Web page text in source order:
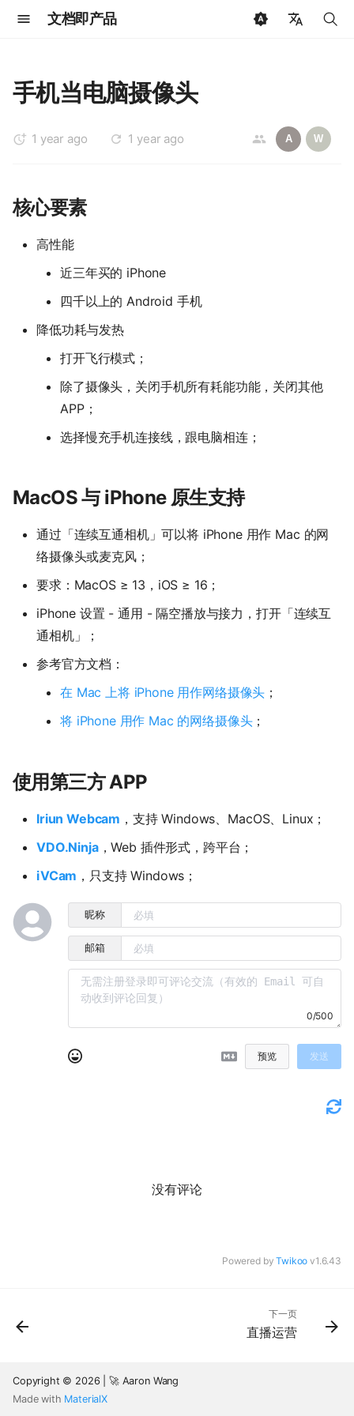
文档即产品
🇷🇺 Русский
入
开
手机当电脑摄像头
1 year ago 1 year ago A W
核心要素
高性能
近三年买的 iPhone
四千以上的 Android 手机
降低功耗与发热
打开飞行模式；
除了摄像头，关闭手机所有耗能功能，关闭其他
APP；
选择慢充手机连接线，跟电脑相连；
MacOS 与 iPhone 原生支持
通过「连续互通相机」可以将 iPhone 用作 Mac 的网
络摄像头或麦克风；
要求：MacOS ≥ 13，iOS ≥ 16；
iPhone 设置 - 通用 - 隔空播放与接力，打开「连续互
通相机」；
参考官方文档：
在 Mac 上将 iPhone 用作网络摄像头 ；
将 iPhone 用作 Mac 的网络摄像头；
使用第三方 APP
Iriun Webcam ，支持 Windows、MacOS、Linux；
VDO.Ninja，Web 插件形式，跨平台；
iVCam ，只支持 Windows；
昵称
邮箱
0/500
预览 发送
没有评论
Powered byTwikoo v1.6.43
下一页
直播运营
Copyright © 2026 | 🚀 Aaron Wang
Made with MaterialX